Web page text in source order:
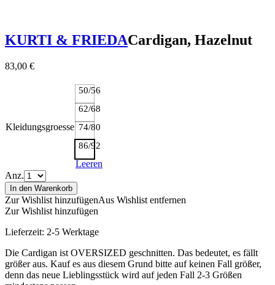
KURTI & FRIEDACardigan, Hazelnut
83,00 €
Kleidungsgroesse
50/56
62/68
74/80
86/92
Leeren
Anz.
In den Warenkorb
Zur Wishlist hinzufügenAus Wishlist entfernen
Zur Wishlist hinzufügen
Lieferzeit: 2-5 Werktage
Die Cardigan ist OVERSIZED geschnitten. Das bedeutet, es fällt
größer aus. Kauf es aus diesem Grund bitte auf keinen Fall größer,
denn das neue Lieblingsstück wird auf jeden Fall 2-3 Größen